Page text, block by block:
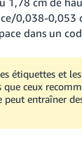
0,038-0,053
dans un
étiquettes et
ceux
entraîner